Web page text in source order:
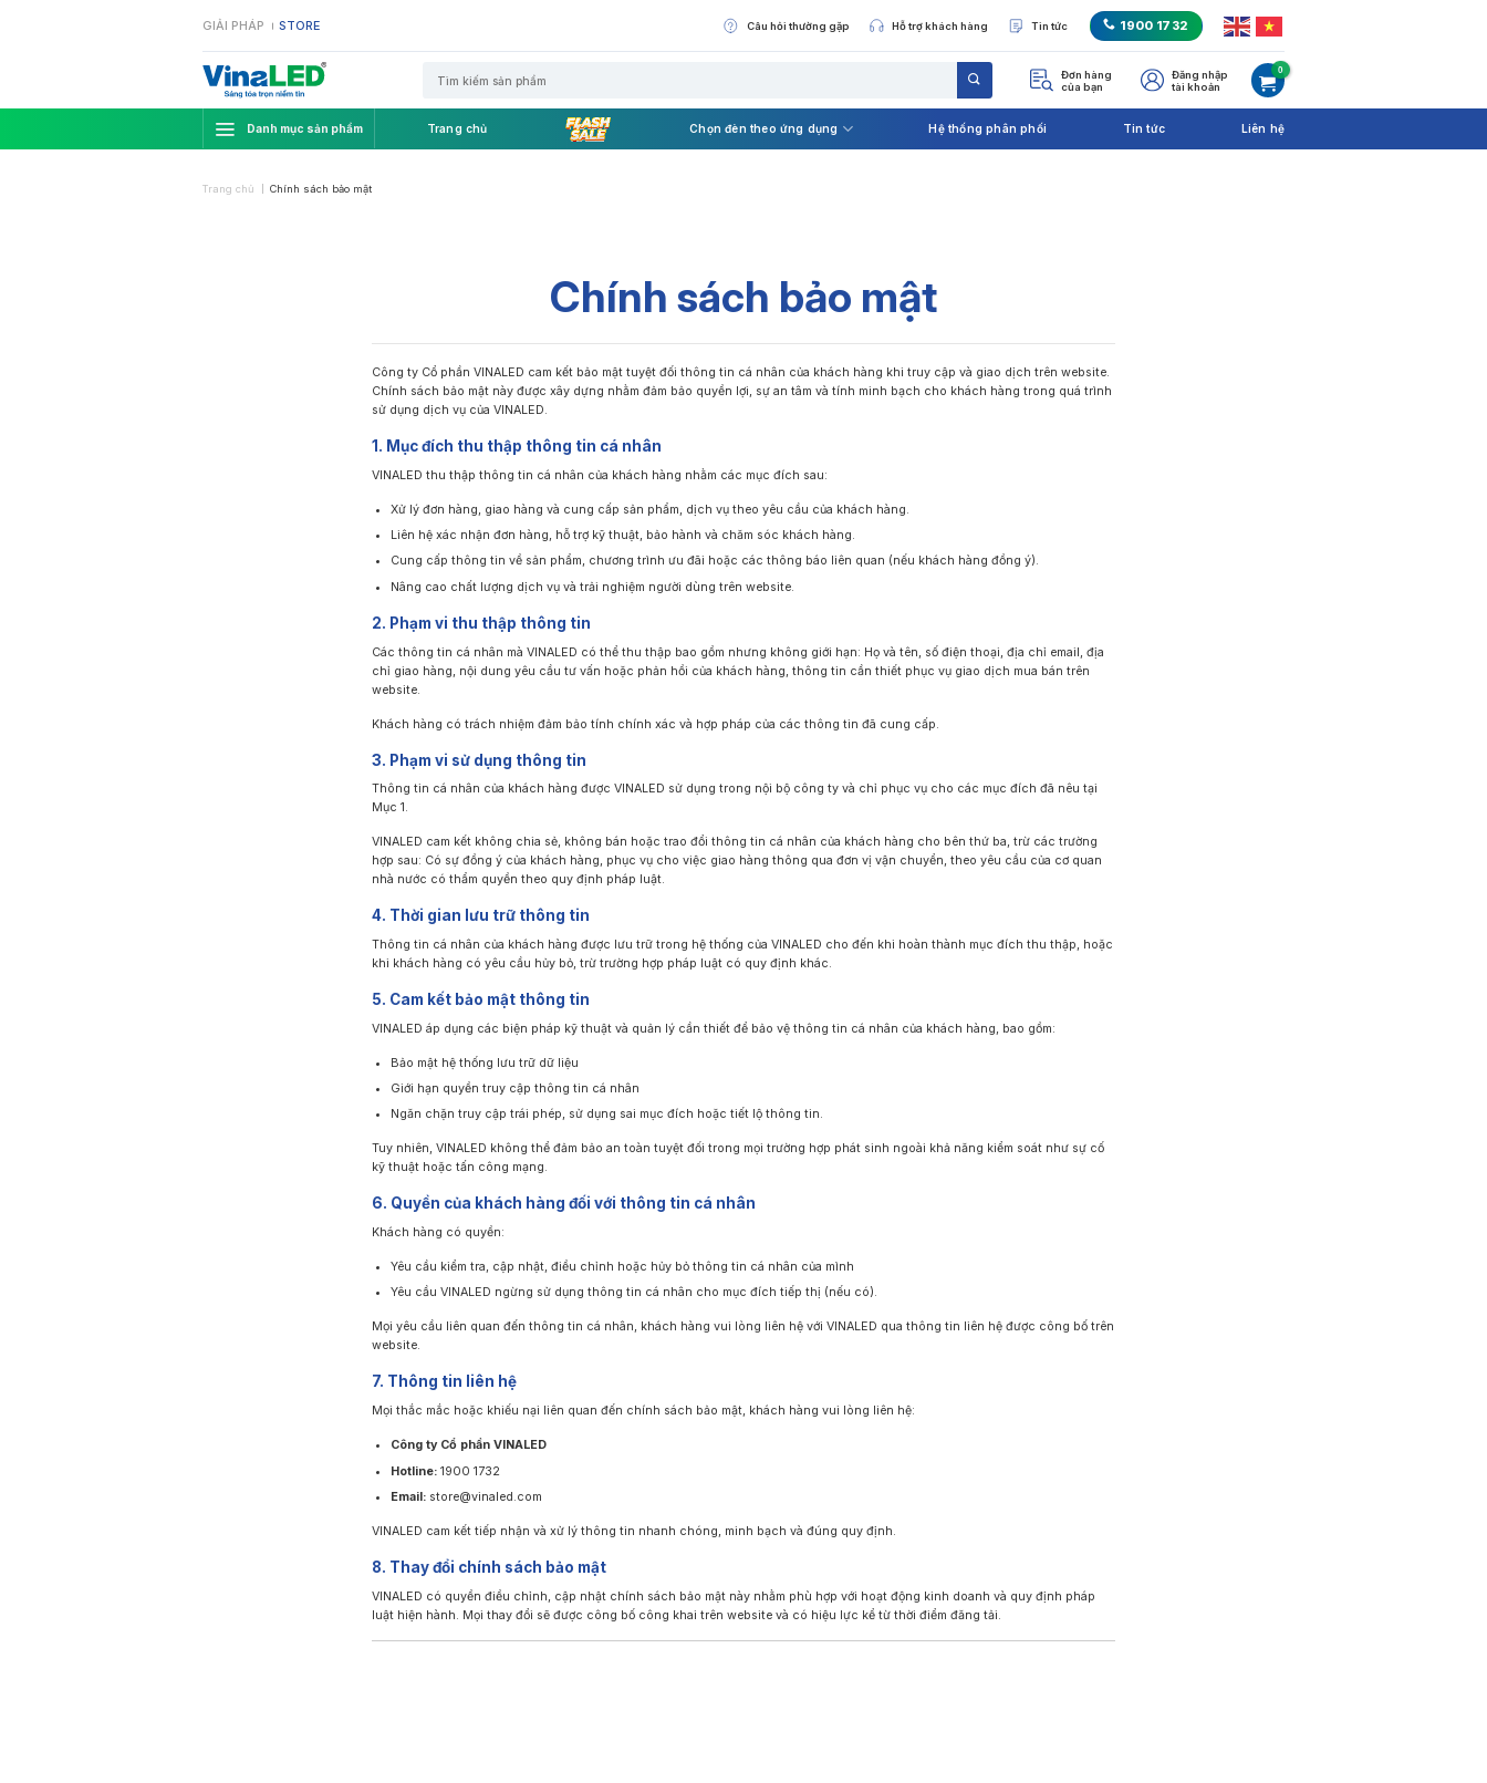
GIẢI PHÁP STORE Câu hỏi thường gặp Hỗ trợ khách hàng Tin tức 1900 1732
kiếm:
Đơn hàng
của bạn
Đăng nhập
tài khoản
Danh mục sản phẩm Trang chủ Chọn đèn theo ứng dụng Hệ thống phân phối Tin tức Liên hệ
Trang chủ Chính sách bảo mật
Chính sách bảo mật
Công ty Cổ phần VINALED cam kết bảo mật tuyệt đối thông tin cá nhân của khách hàng khi truy cập và giao dịch trên website.
Chính sách bảo mật này được xây dựng nhằm đảm bảo quyền lợi, sự an tâm và tính minh bạch cho khách hàng trong quá trình
sử dụng dịch vụ của VINALED.
1. Mục đích thu thập thông tin cá nhân
VINALED thu thập thông tin cá nhân của khách hàng nhằm các mục đích sau:
Xử lý đơn hàng, giao hàng và cung cấp sản phẩm, dịch vụ theo yêu cầu của khách hàng.
Liên hệ xác nhận đơn hàng, hỗ trợ kỹ thuật, bảo hành và chăm sóc khách hàng.
Cung cấp thông tin về sản phẩm, chương trình ưu đãi hoặc các thông báo liên quan (nếu khách hàng đồng ý).
Nâng cao chất lượng dịch vụ và trải nghiệm người dùng trên website.
2. Phạm vi thu thập thông tin
Các thông tin cá nhân mà VINALED có thể thu thập bao gồm nhưng không giới hạn: Họ và tên, số điện thoại, địa chỉ email, địa
chỉ giao hàng, nội dung yêu cầu tư vấn hoặc phản hồi của khách hàng, thông tin cần thiết phục vụ giao dịch mua bán trên
website.
Khách hàng có trách nhiệm đảm bảo tính chính xác và hợp pháp của các thông tin đã cung cấp.
3. Phạm vi sử dụng thông tin
Thông tin cá nhân của khách hàng được VINALED sử dụng trong nội bộ công ty và chỉ phục vụ cho các mục đích đã nêu tại
Mục 1.
VINALED cam kết không chia sẻ, không bán hoặc trao đổi thông tin cá nhân của khách hàng cho bên thứ ba, trừ các trường
hợp sau: Có sự đồng ý của khách hàng, phục vụ cho việc giao hàng thông qua đơn vị vận chuyển, theo yêu cầu của cơ quan
nhà nước có thẩm quyền theo quy định pháp luật.
4. Thời gian lưu trữ thông tin
Thông tin cá nhân của khách hàng được lưu trữ trong hệ thống của VINALED cho đến khi hoàn thành mục đích thu thập, hoặc
khi khách hàng có yêu cầu hủy bỏ, trừ trường hợp pháp luật có quy định khác.
5. Cam kết bảo mật thông tin
VINALED áp dụng các biện pháp kỹ thuật và quản lý cần thiết để bảo vệ thông tin cá nhân của khách hàng, bao gồm:
Bảo mật hệ thống lưu trữ dữ liệu
Giới hạn quyền truy cập thông tin cá nhân
Ngăn chặn truy cập trái phép, sử dụng sai mục đích hoặc tiết lộ thông tin.
Tuy nhiên, VINALED không thể đảm bảo an toàn tuyệt đối trong mọi trường hợp phát sinh ngoài khả năng kiểm soát như sự cố
kỹ thuật hoặc tấn công mạng.
6. Quyền của khách hàng đối với thông tin cá nhân
Khách hàng có quyền:
Yêu cầu kiểm tra, cập nhật, điều chỉnh hoặc hủy bỏ thông tin cá nhân của mình
Yêu cầu VINALED ngừng sử dụng thông tin cá nhân cho mục đích tiếp thị (nếu có).
Mọi yêu cầu liên quan đến thông tin cá nhân, khách hàng vui lòng liên hệ với VINALED qua thông tin liên hệ được công bố trên
website.
7. Thông tin liên hệ
Mọi thắc mắc hoặc khiếu nại liên quan đến chính sách bảo mật, khách hàng vui lòng liên hệ:
Công ty Cổ phần VINALED
Hotline: 1900 1732
Email: store@vinaled.com
VINALED cam kết tiếp nhận và xử lý thông tin nhanh chóng, minh bạch và đúng quy định.
8. Thay đổi chính sách bảo mật
VINALED có quyền điều chỉnh, cập nhật chính sách bảo mật này nhằm phù hợp với hoạt động kinh doanh và quy định pháp
luật hiện hành. Mọi thay đổi sẽ được công bố công khai trên website và có hiệu lực kể từ thời điểm đăng tải.